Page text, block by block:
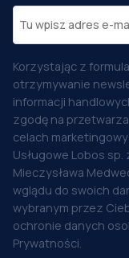
Korzystając z
otrzymywanie
informacji
zgodę na
celach
Usługowe Lobos
Mieczysława
wglądu do swoich
wybranym przez
ochronie danych
Prywatności.